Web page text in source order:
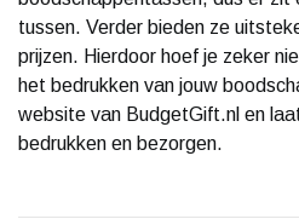
tussen. Verder bieden ze
prijzen. Hierdoor hoef je zeker
het bedrukken van jouw
website van BudgetGift.nl en
bedrukken en bezorgen.